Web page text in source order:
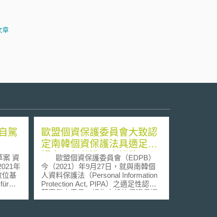
章
駕
資
年
歐盟個資保護委員會大致認
定南韓個資保護法具適足性
認定，但須進一步評估
歐盟個資保護委員會（EDPB）
今（2021）年9月27日，就與南韓個
人資料保護法（Personal Information
Protection Act, PIPA）之適足性認定
草案發表意見，認為南韓的個資保護
框架與歐盟大致相同。但EDPB 同時